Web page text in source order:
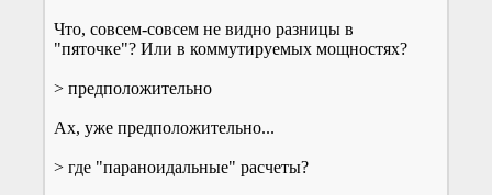
Что, совсем-совсем не видно разницы в
"пяточке"? Или в коммутируемых мощностях?
> предположительно
Ах, уже предположительно...
> где "параноидальные" расчеты?